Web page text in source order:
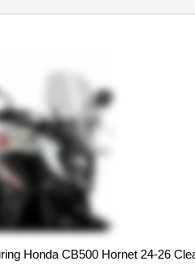
Honda CB500 Hornet 24-26